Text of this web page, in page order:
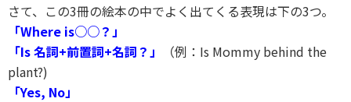
さて、この3冊の絵本の中でよく出てくる表現は下の3つ。
「Where is○○？」
「Is 名詞+前置詞+名詞？」
（例：Is Mommy behind the
plant?)
「Yes, No」